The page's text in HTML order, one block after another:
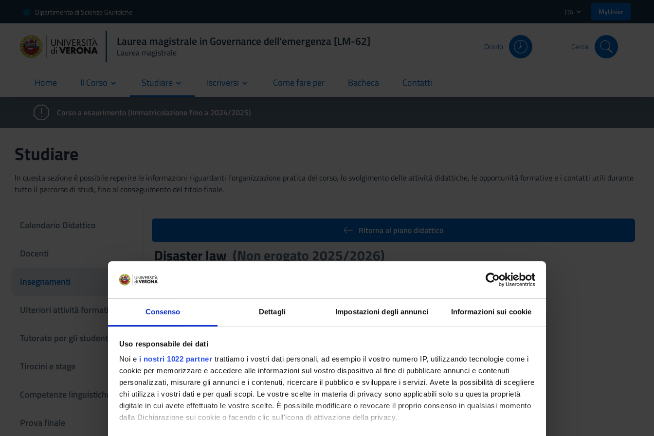
Consenso Dettagli Impostazioni degli annunci Informazioni sui cookie
Uso responsabile dei dati
Noi e i nostri 1022 partner trattiamo i vostri dati personali, ad esempio il vostro numero IP, utilizzando tecnologie come i
cookie per memorizzare e accedere alle informazioni sul vostro dispositivo al fine di pubblicare annunci e contenuti
personalizzati, misurare gli annunci e i contenuti, ricercare il pubblico e sviluppare i servizi. Avete la possibilità di scegliere
chi utilizza i vostri dati e per quali scopi. Le vostre scelte in materia di privacy sono applicabili solo su questa proprietà
digitale in cui avete effettuato le vostre scelte. È possibile modificare o revocare il proprio consenso in qualsiasi momento
dalla Dichiarazione sui cookie o facendo clic sull'icona di attivazione della privacy.
Dipartimento di Scienze Giuridiche ITA MyUnivr
Laurea magistrale in Governance dell'emergenza [LM-62]
Laurea magistrale
Orario Cerca
Home
current Il Corso Studiare Iscriversi Come fare per
current Bacheca
current Contatti
current
Corso a esaurimento (Immatricolazione fino a 2024/2025)
Studiare
In questa sezione è possibile reperire le informazioni riguardanti l'organizzazione pratica del corso, lo svolgimento delle attività didattiche, le opportunità formative e i contatti utili durante
tutto il percorso di studi, fino al conseguimento del titolo finale.
Calendario Didattico
Docenti
Insegnamenti
Ulteriori attività formative
Tutorato per gli studenti
Tirocini e stage
Competenze linguistiche
Prova finale
Ritorna al piano didattico
Disaster law (Non erogato 2025/2026)
Codice insegnamento
4S012424
Settore Scientifico Disciplinare (SSD)
IUS/21 - DIRITTO PUBBLICO COMPARATO